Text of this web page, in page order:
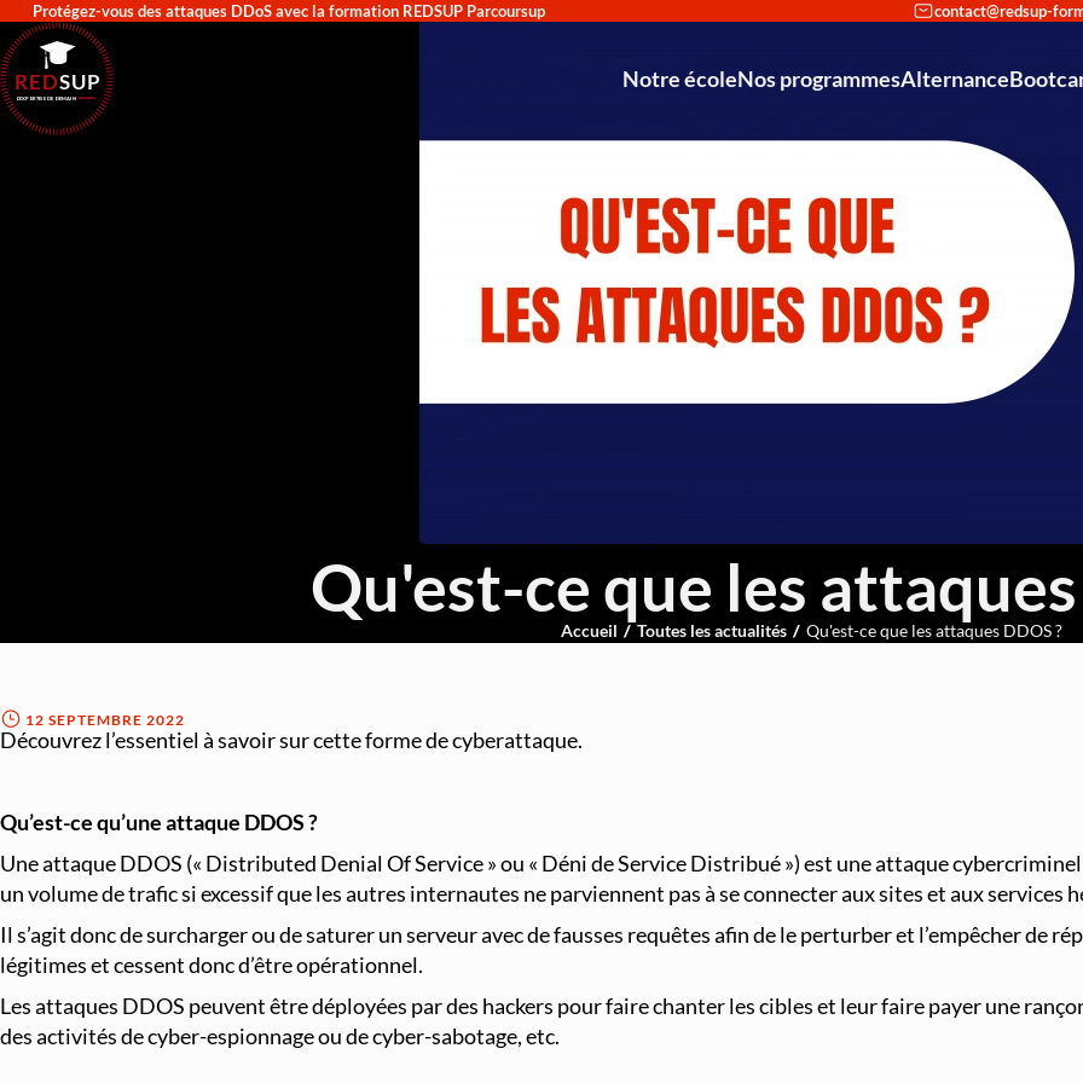
Protégez-vous des attaques DDoS avec la formation REDSUP Parcoursup
L'EXPERTISE DE DEMAIN
SUP
RED Notre école
Intégrer Redsup
Partenariat avec Cisco et Stormshield : une
Nos programmes
Bac+2
Bac+3
Mastère Européen
Mastère Européen –
Bachelor Européen –
Alternance
Qu'est-ce que les attaques
Accueil Toutes les actualités Qu'est-ce que les attaques DDOS ?
12 SEPTEMBRE 2022
fonctionnent suivant un principe difficilement parable. Si vous faites du télétravail ou si vous proposez des services
Découvrez l’essentiel à savoir sur cette forme de cyberattaque.
Qu’est-ce qu’une attaque DDOS ?
Une attaque DDOS (« Distributed Denial Of Service » ou « Déni de Service Distribué ») est une attaque
un volume de trafic si excessif que les autres internautes ne parviennent pas à se connecter aux sites et aux services
Il s’agit donc de surcharger ou de saturer un serveur avec de fausses requêtes afin de le perturber et l’empêcher de
légitimes et cessent donc d’être opérationnel.
Les attaques DDOS peuvent être déployées par des hackers pour faire chanter les cibles et leur faire payer une
des activités de cyber-espionnage ou de cyber-sabotage, etc.